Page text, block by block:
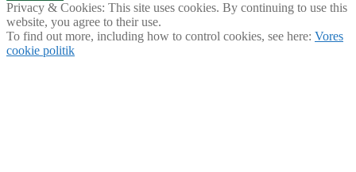
Privacy & Cookies: This site uses cookies. By continuing to use this
website, you agree to their use.
To find out more, including how to control cookies, see here: Vores
cookie politik